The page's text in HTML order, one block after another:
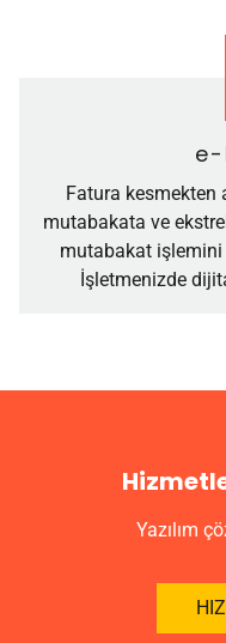
e-
Fatura kesmekten
mutabakata ve
mutabakat işlemini
İşletmenizde
Yazılım